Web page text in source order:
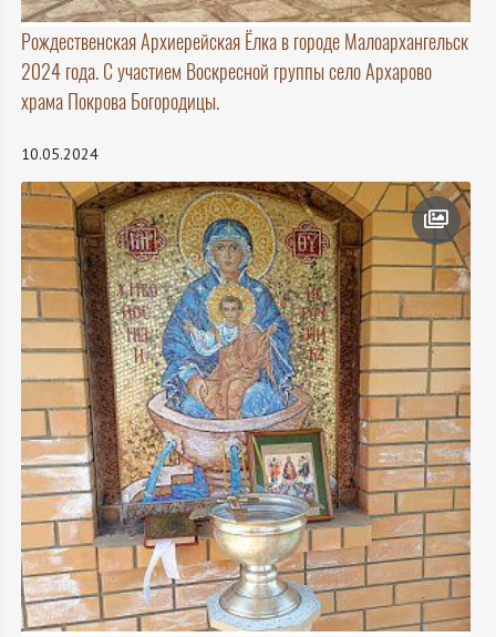
Рождественская Архиерейская Ёлка в городе Малоархангельск
2024 года. С участием Воскресной группы село Архарово
храма Покрова Богородицы.
10.05.2024